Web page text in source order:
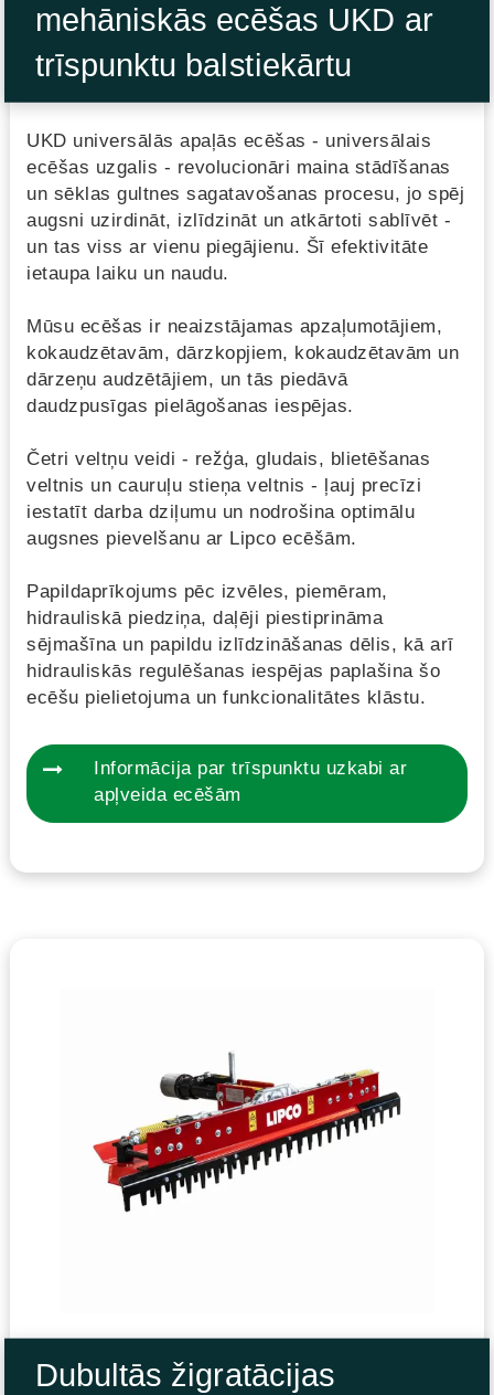
mehāniskās ecēšas UKD ar
trīspunktu balstiekārtu
UKD universālās apaļās ecēšas - universālais
ecēšas uzgalis - revolucionāri maina stādīšanas
un sēklas gultnes sagatavošanas procesu, jo spēj
augsni uzirdināt, izlīdzināt un atkārtoti sablīvēt -
un tas viss ar vienu piegājienu. Šī efektivitāte
ietaupa laiku un naudu.
Mūsu ecēšas ir neaizstājamas apzaļumotājiem,
kokaudzētavām, dārzkopjiem, kokaudzētavām un
dārzeņu audzētājiem, un tās piedāvā
daudzpusīgas pielāgošanas iespējas.
Četri veltņu veidi - režģa, gludais, blietēšanas
veltnis un cauruļu stieņa veltnis - ļauj precīzi
iestatīt darba dziļumu un nodrošina optimālu
augsnes pievelšanu ar Lipco ecēšām.
Papildaprīkojums pēc izvēles, piemēram,
hidrauliskā piedziņa, daļēji piestiprināma
sējmašīna un papildu izlīdzināšanas dēlis, kā arī
hidrauliskās regulēšanas iespējas paplašina šo
ecēšu pielietojuma un funkcionalitātes klāstu.
Informācija par trīspunktu uzkabi ar
apļveida ecēšām
Dubultās žigratācijas